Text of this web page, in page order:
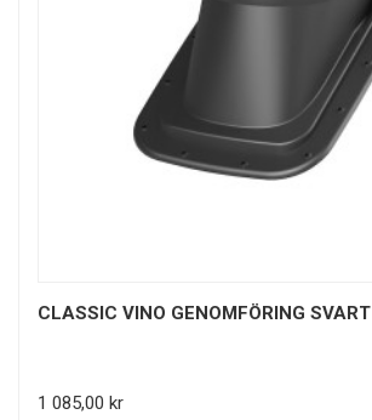
CLASSIC VINO GENOMFÖRING SVART
Pris
1 085,00 kr